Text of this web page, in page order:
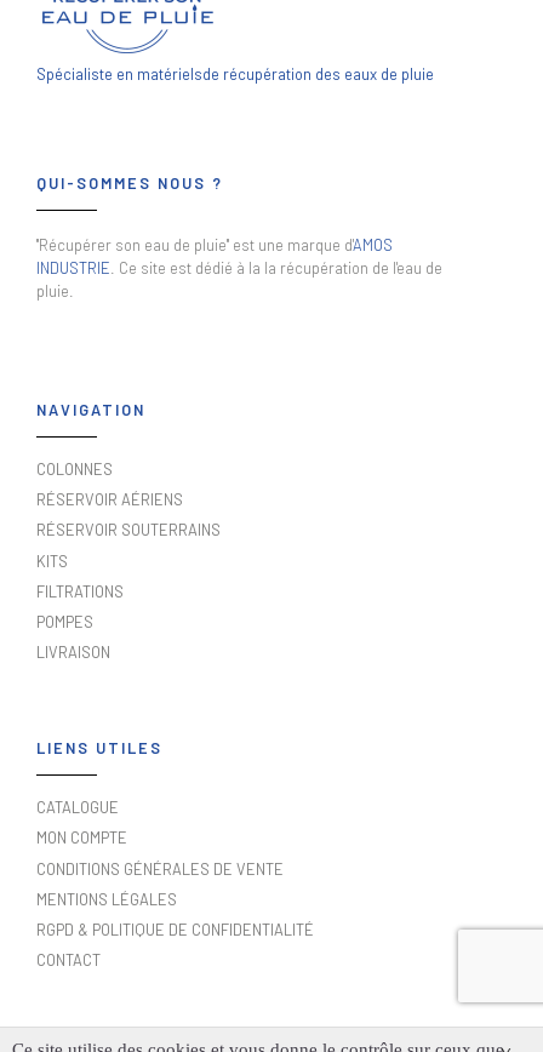
Spécialiste en matérielsde récupération des eaux de pluie
QUI-SOMMES NOUS ?
"Récupérer son eau de pluie" est une marque d'AMOS
INDUSTRIE . Ce site est dédié à la la récupération de l'eau de
pluie.
NAVIGATION
COLONNES
RÉSERVOIR AÉRIENS
RÉSERVOIR SOUTERRAINS
KITS
FILTRATIONS
POMPES
LIVRAISON
LIENS UTILES
CATALOGUE
MON COMPTE
CONDITIONS GÉNÉRALES DE VENTE
MENTIONS LÉGALES
RGPD & POLITIQUE DE CONFIDENTIALITÉ
CONTACT